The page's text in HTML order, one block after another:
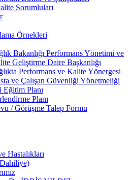
Sorumluları
Örnekleri
Bakanlığı Performans Yönetimi ve
Geliştirme Daire Başkanlığı
Performans ve Kalite Yönergesi
ve Çalışan Güvenliği Yönetmeliği
Planı
Planı
/ Görüşme Talep Formu
Hastalıkları